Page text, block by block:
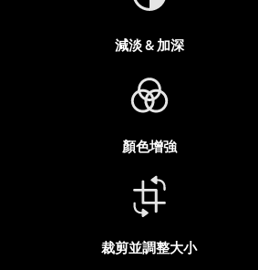
減淡 & 加深
顏色增強
裁剪並調整大小